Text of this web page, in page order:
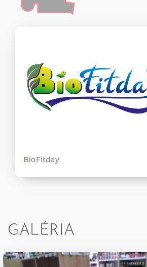
BioFitday
GALÉRIA